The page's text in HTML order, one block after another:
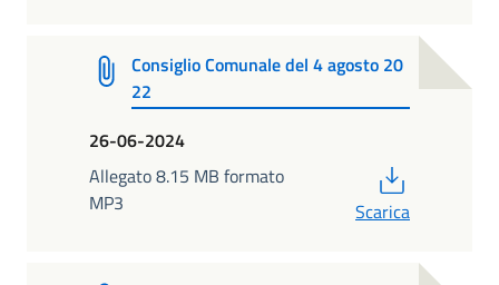
Consiglio Comunale del 4 agosto 20
22
26-06-2024
Allegato 8.15 MB formato
MP3
Scarica